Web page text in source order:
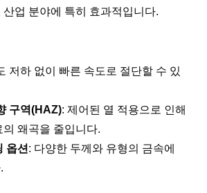
산업 분야에 특히 효과적입니다.
저하 없이 빠른 속도로 절단할 수 있
구역(HAZ): 제어된 열 적용으로 인해
의 왜곡을 줄입니다.
옵션 : 다양한 두께와 유형의 금속에